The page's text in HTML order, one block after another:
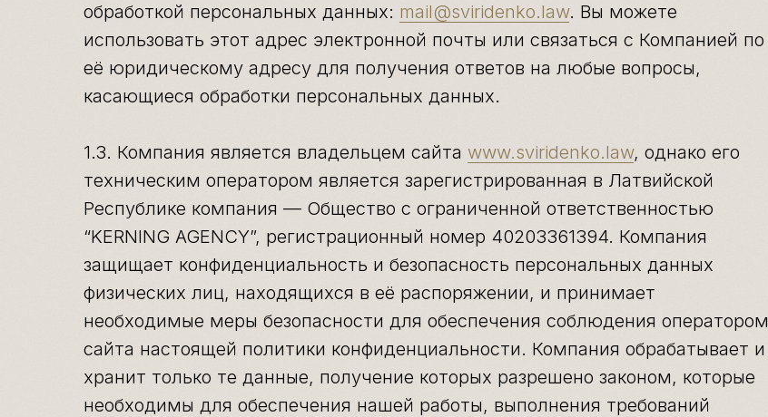
обработкой персональных данных: mail@sviridenko.law. Вы можете
использовать этот адрес электронной почты или связаться с Компанией по
её юридическому адресу для получения ответов на любые вопросы,
касающиеся обработки персональных данных.
1.3. Компания является владельцем сайта www.sviridenko.law, однако его
техническим оператором является зарегистрированная в Латвийской
Республике компания — Общество с ограниченной ответственностью
“KERNING AGENCY”, регистрационный номер 40203361394. Компания
защищает конфиденциальность и безопасность персональных данных
физических лиц, находящихся в её распоряжении, и принимает
необходимые меры безопасности для обеспечения соблюдения оператором
сайта настоящей политики конфиденциальности. Компания обрабатывает и
хранит только те данные, получение которых разрешено законом, которые
необходимы для обеспечения нашей работы, выполнения требований